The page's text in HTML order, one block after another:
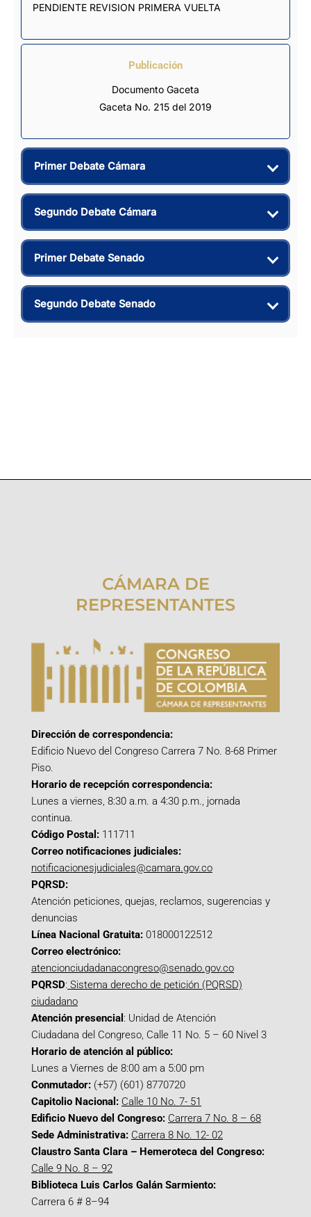
PENDIENTE REVISION PRIMERA VUELTA
Publicación
Documento Gaceta
Gaceta No. 215 del 2019
Primer Debate Cámara
Segundo Debate Cámara
Primer Debate Senado
Segundo Debate Senado
CÁMARA DE
REPRESENTANTES
Dirección de correspondencia:
Edificio Nuevo del Congreso Carrera 7 No. 8-68 Primer
Piso.
Horario de recepción correspondencia:
Lunes a viernes, 8:30 a.m. a 4:30 p.m., jornada
continua.
Código Postal: 111711
Correo notificaciones judiciales:
notificacionesjudiciales@camara.gov.co
PQRSD:
Atención peticiones, quejas, reclamos, sugerencias y
denuncias
Línea Nacional Gratuita: 018000122512
Correo electrónico:
atencionciudadanacongreso@senado.gov.co
PQRSD: Sistema derecho de petición (PQRSD)
ciudadano
Atención presencial : Unidad de Atención
Ciudadana del Congreso, Calle 11 No. 5 – 60 Nivel 3
Horario de atención al público:
Lunes a Viernes de 8:00 am a 5:00 pm
Conmutador: (+57) (601) 8770720
Capitolio Nacional: Calle 10 No. 7- 51
Edificio Nuevo del Congreso: Carrera 7 No. 8 – 68
Sede Administrativa: Carrera 8 No. 12- 02
Claustro Santa Clara – Hemeroteca del Congreso:
Calle 9 No. 8 – 92
Biblioteca Luis Carlos Galán Sarmiento:
Carrera 6 # 8–94